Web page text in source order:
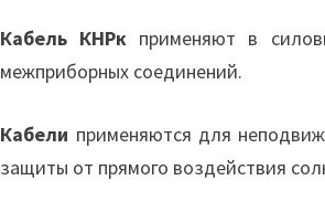
Кабель КНРк применяют в
межприборных соединений.
Кабели применяются для
защиты от прямого воздействия